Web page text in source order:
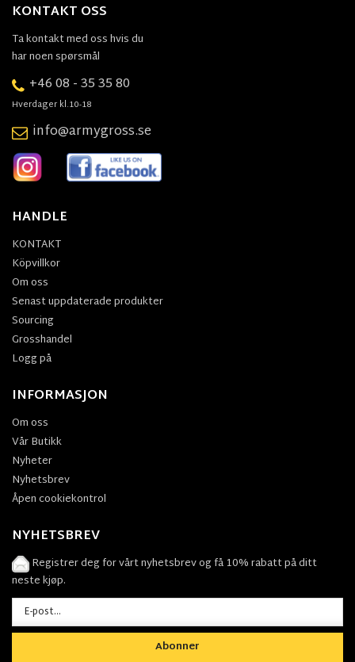
KONTAKT OSS
Ta kontakt med oss hvis du
har noen spørsmål
+46 08 - 35 35 80
Hverdager kl.10-18
info@armygross.se
HANDLE
KONTAKT
Köpvillkor
Om oss
Senast uppdaterade produkter
Sourcing
Grosshandel
Logg på
INFORMASJON
Om oss
Vår Butikk
Nyheter
Nyhetsbrev
Åpen cookiekontrol
NYHETSBREV
Registrer deg for vårt nyhetsbrev og få 10% rabatt på ditt
neste kjøp.
Abonner